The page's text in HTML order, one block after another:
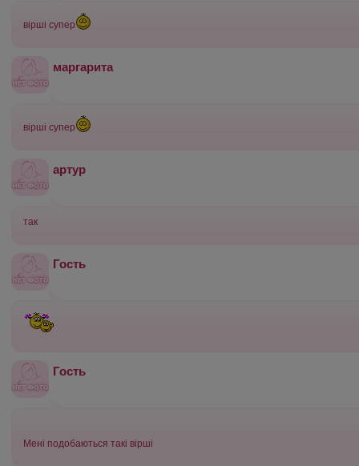
вірші супер
маргарита
вірші супер
артур
так
Гость
Гость
Мені подобаються такі вірші